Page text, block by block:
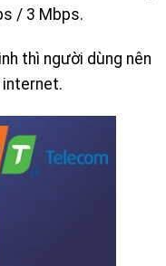
/ 3 Mbps.
thì người dùng nên